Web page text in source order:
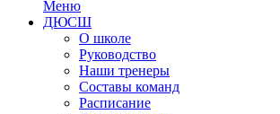
Меню
ДЮСШ
О школе
Руководство
Наши тренеры
Составы команд
Расписание